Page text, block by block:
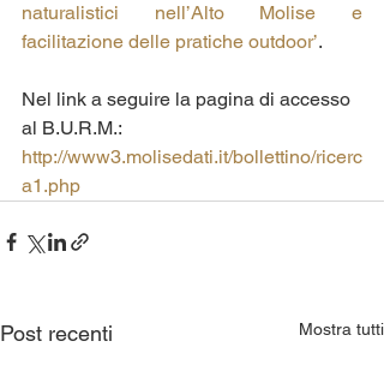
naturalistici nell’Alto Molise e
facilitazione delle pratiche outdoor’.
Nel link a seguire la pagina di accesso
al B.U.R.M.:
http://www3.molisedati.it/bollettino/ricerc
a1.php
Post recenti Mostra tutti